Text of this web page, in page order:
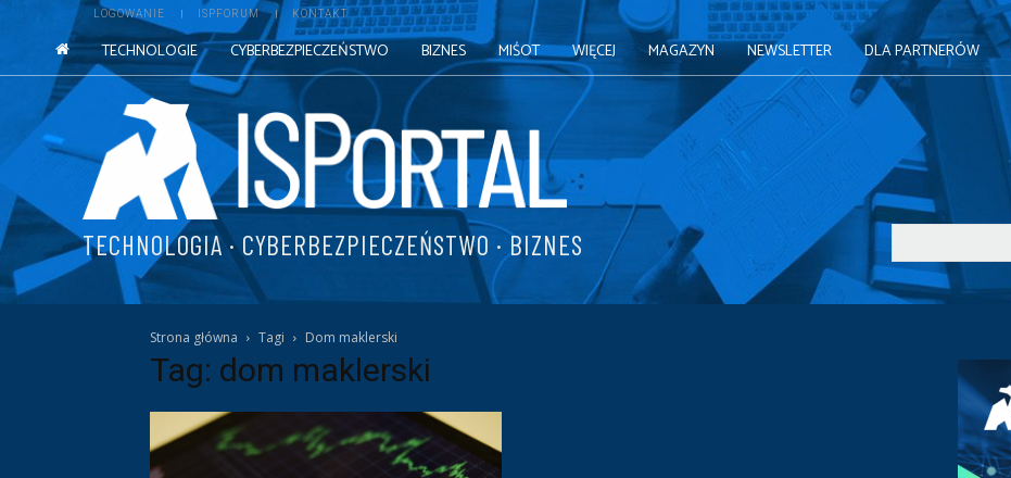
LOGOWANIE ISPFORUM KONTAKT
TECHNOLOGIE CYBERBEZPIECZEŃSTWO BIZNES MIŚOT WIĘCEJ MAGAZYN NEWSLETTER DLA PARTNERÓW
TECHNOLOGIA · CYBERBEZPIECZEŃSTWO · BIZNES
Strona główna Tagi Dom maklerski
Tag: dom maklerski